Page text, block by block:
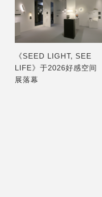
《SEED LIGHT, SEE
LIFE》于2026好感空间
展落幕